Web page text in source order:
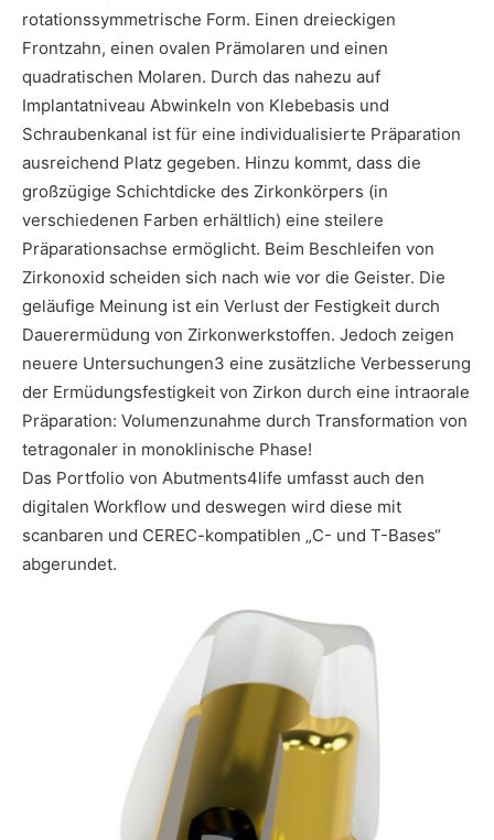
rotationssymmetrische Form. Einen dreieckigen
Frontzahn, einen ovalen Prämolaren und einen
quadratischen Molaren. Durch das nahezu auf
Implantatniveau Abwinkeln von Klebebasis und
Schraubenkanal ist für eine individualisierte Präparation
ausreichend Platz gegeben. Hinzu kommt, dass die
großzügige Schichtdicke des Zirkonkörpers (in
verschiedenen Farben erhältlich) eine steilere
Präparationsachse ermöglicht. Beim Beschleifen von
Zirkonoxid scheiden sich nach wie vor die Geister. Die
geläufige Meinung ist ein Verlust der Festigkeit durch
Dauerermüdung von Zirkonwerkstoffen. Jedoch zeigen
neuere Untersuchungen3 eine zusätzliche Verbesserung
der Ermüdungsfestigkeit von Zirkon durch eine intraorale
Präparation: Volumenzunahme durch Transformation von
tetragonaler in monoklinische Phase!
Das Portfolio von Abutments4life umfasst auch den
digitalen Workflow und deswegen wird diese mit
scanbaren und CEREC-kompatiblen „C- und T-Bases“
abgerundet.